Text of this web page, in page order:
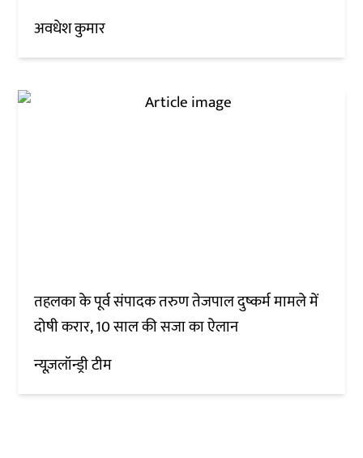
अवधेश कुमार
तहलका के पूर्व संपादक तरुण तेजपाल दुष्कर्म मामले में
दोषी करार, 10 साल की सजा का ऐलान
न्यूज़लॉन्ड्री टीम